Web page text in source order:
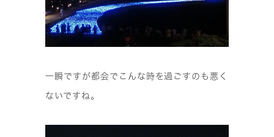
一瞬ですが都会でこんな時を過ごすのも悪く
ないですね。